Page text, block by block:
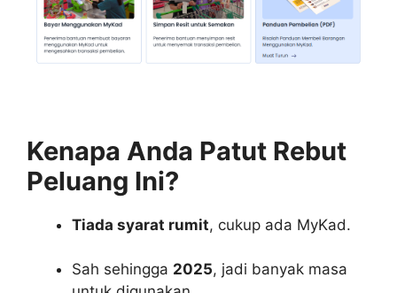
Kenapa Anda Patut Rebut
Peluang Ini?
Tiada syarat rumit, cukup ada MyKad.
Sah sehingga 2025, jadi banyak masa